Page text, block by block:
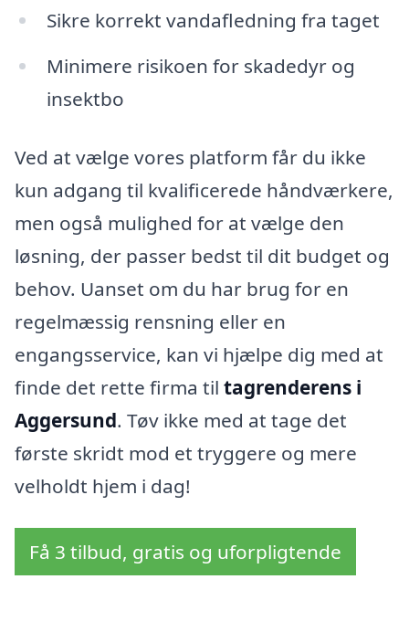
Sikre korrekt vandafledning fra taget
Minimere risikoen for skadedyr og
insektbo
Ved at vælge vores platform får du ikke
kun adgang til kvalificerede håndværkere,
men også mulighed for at vælge den
løsning, der passer bedst til dit budget og
behov. Uanset om du har brug for en
regelmæssig rensning eller en
engangsservice, kan vi hjælpe dig med at
finde det rette firma til tagrenderens i
Aggersund. Tøv ikke med at tage det
første skridt mod et tryggere og mere
velholdt hjem i dag!
Få 3 tilbud, gratis og uforpligtende